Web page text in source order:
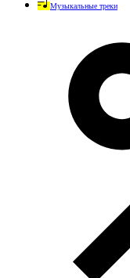
Музыкальные треки